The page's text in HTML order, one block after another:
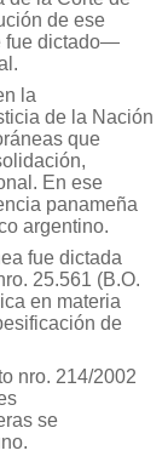
de ese
fue dictado—
la
de la Nación
que
En ese
panameña
argentino.
fue dictada
25.561 (B.O.
en materia
de
nro. 214/2002
se